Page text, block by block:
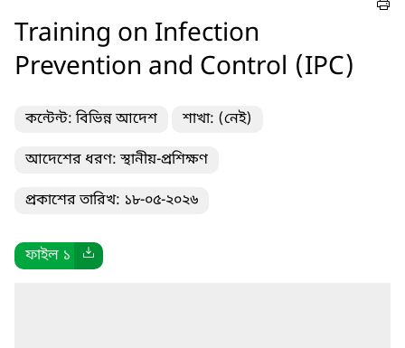
Training on Infection
Prevention and Control (IPC)
কন্টেন্ট: বিভিন্ন আদেশ শাখা: (নেই)
আদেশের ধরণ: স্থানীয়-প্রশিক্ষণ
প্রকাশের তারিখ: ১৮-০৫-২০২৬
ফাইল ১